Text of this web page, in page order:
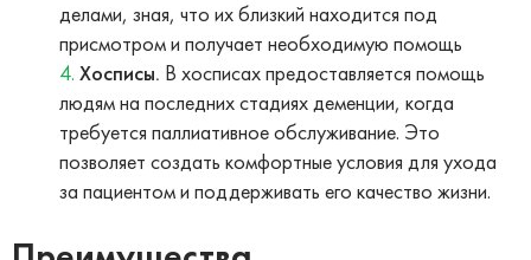
делами, зная, что их близкий находится под
присмотром и получает необходимую помощь
Хосписы. В хосписах предоставляется помощь
людям на последних стадиях деменции, когда
требуется паллиативное обслуживание. Это
позволяет создать комфортные условия для ухода
за пациентом и поддерживать его качество жизни.